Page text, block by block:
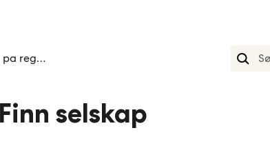
Oppslag pa registreringsnummer
selskap